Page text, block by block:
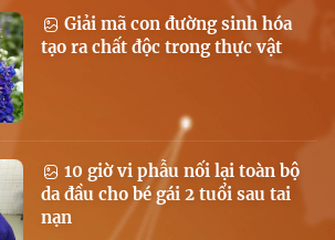
Giải mã con đường sinh hóa
tạo ra chất độc trong thực vật
10 giờ vi phẫu nối lại toàn bộ
da đầu cho bé gái 2 tuổi sau tai
nạn